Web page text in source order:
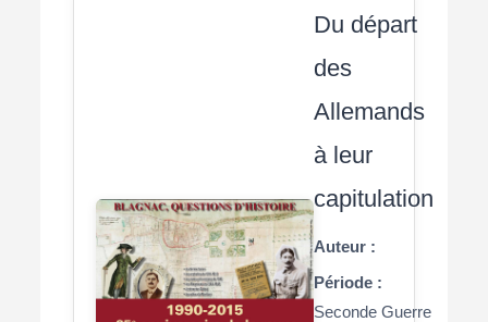
Du départ
des
Allemands
à leur
capitulation
Auteur :
Période :
Seconde Guerre